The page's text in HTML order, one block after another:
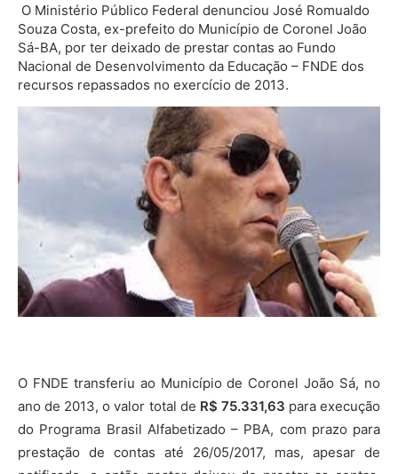
O Ministério Público Federal denunciou José Romualdo
Souza Costa, ex-prefeito do Município de Coronel João
Sá-BA, por ter deixado de prestar contas ao Fundo
Nacional de Desenvolvimento da Educação – FNDE dos
recursos repassados no exercício de 2013.
O FNDE transferiu ao Município de Coronel João Sá, no
ano de 2013, o valor total de R$ 75.331,63 para execução
do Programa Brasil Alfabetizado – PBA, com prazo para
prestação de contas até 26/05/2017, mas, apesar de